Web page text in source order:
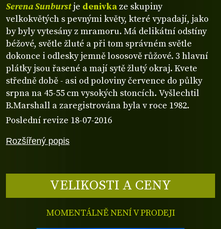
Rozšířený popis
Serena Sunburstje denivka ze skupiny
velkokvětých s pevnými květy, které vypadají, jako
by byly vytesány z mramoru. Má delikátní odstíny
béžové, světle žluté a při tom správném světle
dokonce i odlesky jemně lososově růžové. 3 hlavní
plátky jsou řasené a mají sytě žlutý okraj. Kvete
středně době - asi od poloviny července do půlky
srpna na 45-55 cm vysokých stoncích. Vyšlechtil
B.Marshall a zaregistrována byla v roce 1982.
Poslední revize 18-07-2016
VELIKOSTI A CENY
MOMENTÁLNĚ NENÍ V PRODEJI